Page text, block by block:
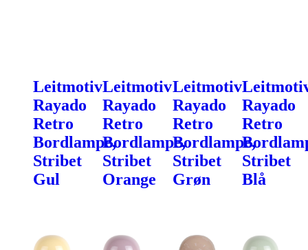
Leitmotiv
Rayado
Retro
Bordlampe,
Stribet
Gul
Leitmotiv
Rayado
Retro
Bordlampe,
Stribet
Orange
Leitmotiv
Rayado
Retro
Bordlampe,
Stribet
Grøn
Rayado
Retro
Stribet
Blå